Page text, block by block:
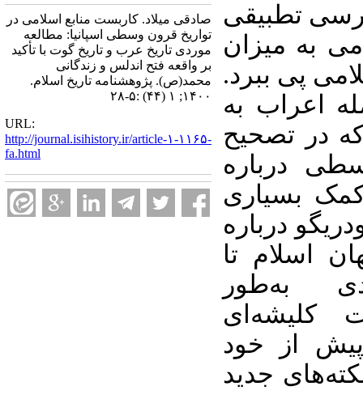
تطبیقی
به میزان
پی ببرد.
اعراب به
که در تصحیح
درباره
بسیاری
درباره
اسلام تا
به‌طور
کلیشه‌ای
پیش از خود
جدید
صادقی میلاد. کاربست منابع اسلامی در
تواریخ قرون وسطی اسپانیا: مطالعه
موردی تاریخ عرب و تاریخ گوت با تأکید
بر واقعه فتح اندلس و زندگانی
محمد(ص). پژوهشنامه تاریخ اسلام.
۱۴۰۰; ۱ (۴۴) :۵-۲۸
URL:
http://journal.isihistory.ir/article-۱-۱۱۶۵-
fa.html